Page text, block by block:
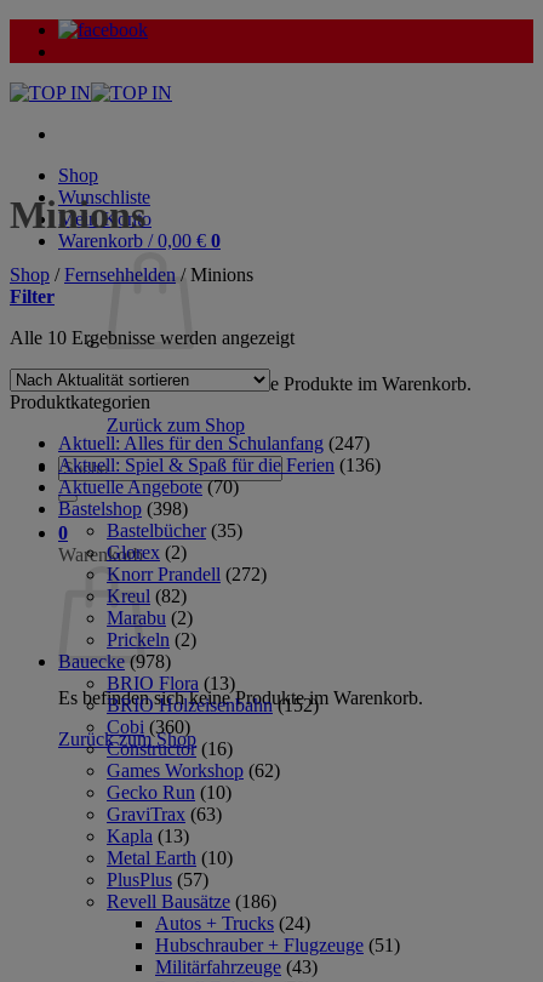
Zum
Inhalt
Shop
Wunschliste
Mein Konto
Warenkorb /0,00 € 0
Es befinden sich keine Produkte im Warenkorb.
Zurück zum Shop
Suche
nach:
0
Warenkorb
Es befinden sich keine Produkte im Warenkorb.
Zurück zum Shop
Minions
Shop / Fernsehhelden /Minions
Filter
Alle 10 Ergebnisse werden angezeigtNach
sortiert
Produktkategorien
Aktuell: Alles für den Schulanfang (247)
Aktuell: Spiel & Spaß für die Ferien (136)
Aktuelle Angebote (70)
Bastelshop (398)
Bastelbücher (35)
Glorex (2)
Knorr Prandell (272)
Kreul (82)
Marabu (2)
Prickeln (2)
Bauecke (978)
BRIO Flora (13)
BRIO Holzeisenbahn (152)
Cobi (360)
Constructor (16)
Games Workshop (62)
Gecko Run (10)
GraviTrax (63)
Kapla (13)
Metal Earth (10)
PlusPlus (57)
Revell Bausätze (186)
Autos + Trucks (24)
Hubschrauber + Flugzeuge (51)
Militärfahrzeuge (43)